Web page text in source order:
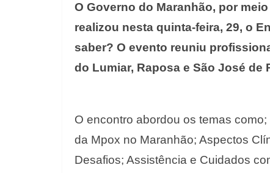
O Governo do Maranhão, por
realizou nesta quinta-feira, 29, o
saber? O evento reuniu
do Lumiar, Raposa e São José de
O encontro abordou os temas
da Mpox no Maranhão; Aspectos
Desafios; Assistência e Cuidados